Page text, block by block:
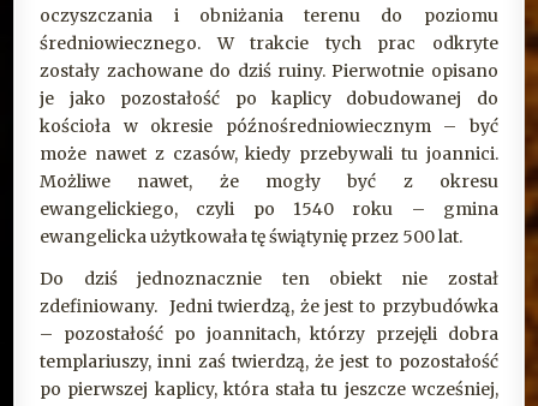
oczyszczania i obniżania terenu do poziomu
średniowiecznego. W trakcie tych prac odkryte
zostały zachowane do dziś ruiny. Pierwotnie opisano
je jako pozostałość po kaplicy dobudowanej do
kościoła w okresie późnośredniowiecznym – być
może nawet z czasów, kiedy przebywali tu joannici.
Możliwe nawet, że mogły być z okresu
ewangelickiego, czyli po 1540 roku – gmina
ewangelicka użytkowała tę świątynię przez 500 lat.
Do dziś jednoznacznie ten obiekt nie został
zdefiniowany. Jedni twierdzą, że jest to przybudówka
– pozostałość po joannitach, którzy przejęli dobra
templariuszy, inni zaś twierdzą, że jest to pozostałość
po pierwszej kaplicy, która stała tu jeszcze wcześniej,